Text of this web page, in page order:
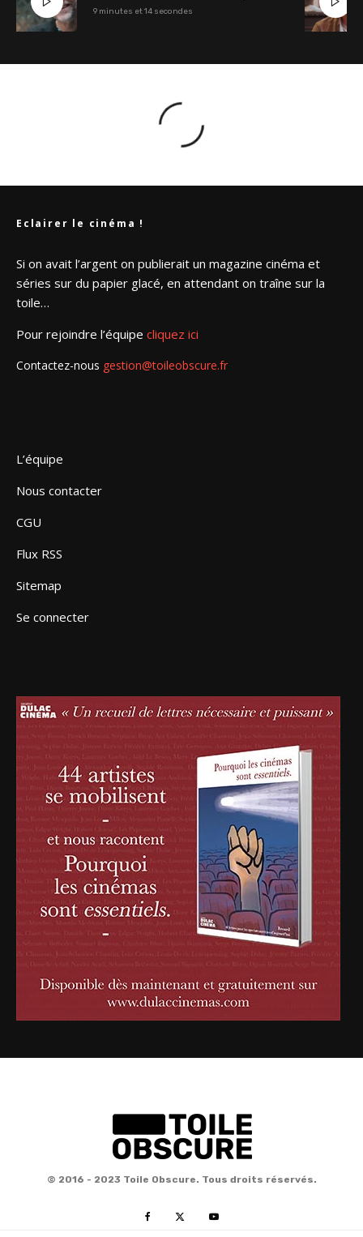
9 minutes et 14 secondes
Eclairer le cinéma !
Si on avait l’argent on publierait un magazine cinéma et
séries sur du papier glacé, en attendant on traîne sur la
toile…
Pour rejoindre l’équipe cliquez ici
Contactez-nous gestion@toileobscure.fr
L’équipe
Nous contacter
CGU
Flux RSS
Sitemap
Se connecter
© 2016 - 2023 Toile Obscure. Tous droits réservés.